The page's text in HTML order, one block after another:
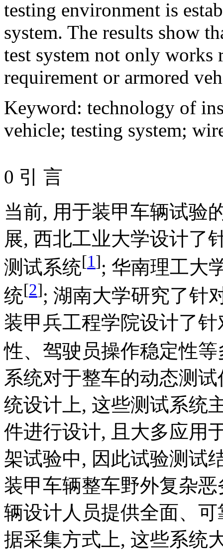
testing environment is
system. The results show
test system not only works
requirement or armored
Keyword: technology of
vehicle; testing system;
0 引 言
当前, 用于装甲车辆试验
展, 西北工业大学设计了
测试系统[1]; 华南理工大
统[2]; 湖南大学研究了针
装甲兵工程学院设计了
性、驾驶员操作稳定性
系统对于整车的动态测
统设计上, 这些测试系统
件进行设计, 且大多应用
架试验中, 因此试验测试
装甲车辆整车野外复杂
辆设计人员提供全面、
据采集方式上, 这些系统